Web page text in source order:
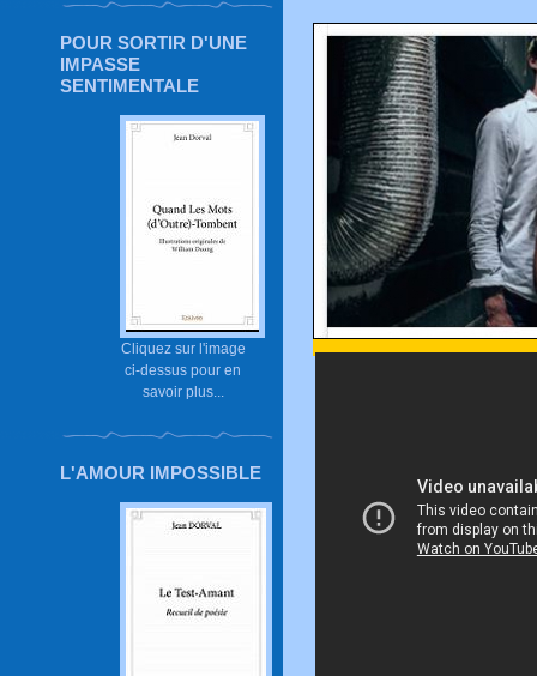
POUR SORTIR D'UNE
IMPASSE
SENTIMENTALE
Cliquez sur l'image
ci-dessus pour en
savoir plus...
L'AMOUR IMPOSSIBLE